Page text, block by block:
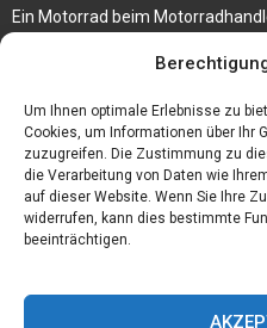
Um Ihnen optimale Erlebnisse zu
Cookies, um Informationen über Ihr
zuzugreifen. Die Zustimmung zu
die Verarbeitung von Daten wie
auf dieser Website. Wenn Sie Ihre
widerrufen, kann dies bestimmte
beeinträchtigen.
Ein Motorrad beim
Vegane Mode. Wie passen